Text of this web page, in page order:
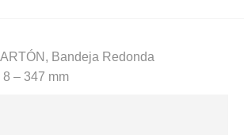
, Bandeja Redonda
– 347 mm